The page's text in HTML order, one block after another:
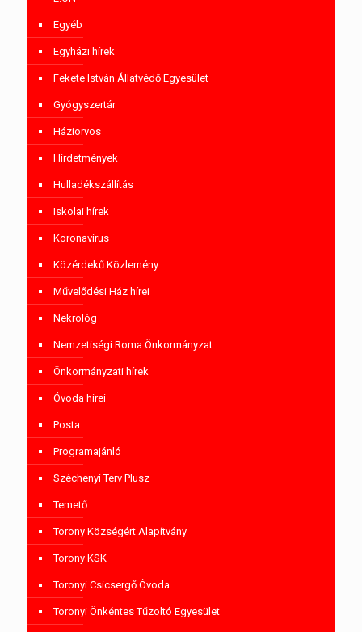
Egyéb
Egyházi hírek
Fekete István Állatvédő Egyesület
Gyógyszertár
Háziorvos
Hirdetmények
Hulladékszállítás
Iskolai hírek
Koronavírus
Közérdekű Közlemény
Művelődési Ház hírei
Nekrológ
Nemzetiségi Roma Önkormányzat
Önkormányzati hírek
Óvoda hírei
Posta
Programajánló
Széchenyi Terv Plusz
Temető
Torony Községért Alapítvány
Torony KSK
Toronyi Csicsergő Óvoda
Toronyi Önkéntes Tűzoltó Egyesület